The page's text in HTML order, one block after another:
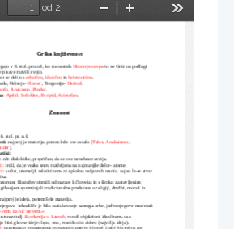
od 2
Pomanjšaj
Grška književnost
v 8. stol. prn.n.š, ko sta nastala Homerjeva epa in so Grki na podlagi
pisave razvili svojo.
se deli na arhaično , klasično in helenistično
Odiseja- Homer , Teogonija- Heziod
Anakreon, Pindar.
: Ajshil, Sofokles, Evripid, Aristofan.
Znanost
stol. pr. n.š.
najprej je materija, potem šele vse ostalo (Tales, Anaksimen,
).
: oče dialektike, prepričan, da se vse nenehno razvija.
trdil, da je vsaka snov razdeljena na najmanjše delce- atome.
: sofist, utemeljil relativizem- ni splošno veljavnih resnic, saj so le-te stvar
filozofov obrnili od narave k človeku in s široko zastavljenim
spreminjali tradicionalne predstave o religiji, družbi, morali in
je ideja, potem šele materija.
izhodišče je bilo raziskovanje samega sebe, jedro njegove modrosti
da nič ne vem.«
Akademije v Atenah , razvil objektivni idealizem- vse
štiri glavne ideje: lepo, eno, resnično in dobro (najvišja ideja).